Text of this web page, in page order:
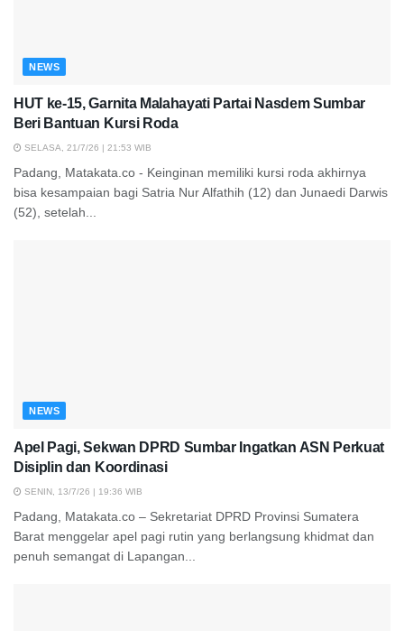
NEWS
HUT ke-15, Garnita Malahayati Partai Nasdem Sumbar
Beri Bantuan Kursi Roda
SELASA, 21/7/26 | 21:53 WIB
Padang, Matakata.co - Keinginan memiliki kursi roda akhirnya
bisa kesampaian bagi Satria Nur Alfathih (12) dan Junaedi Darwis
(52), setelah...
NEWS
Apel Pagi, Sekwan DPRD Sumbar Ingatkan ASN Perkuat
Disiplin dan Koordinasi
SENIN, 13/7/26 | 19:36 WIB
Padang, Matakata.co – Sekretariat DPRD Provinsi Sumatera
Barat menggelar apel pagi rutin yang berlangsung khidmat dan
penuh semangat di Lapangan...